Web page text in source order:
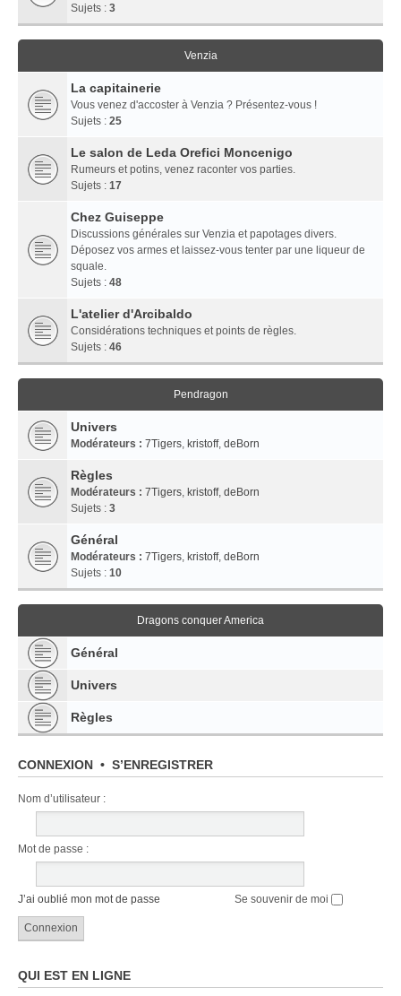
Sujets : 3
Venzia
La capitainerie
Vous venez d'accoster à Venzia ? Présentez-vous !
Sujets : 25
Le salon de Leda Orefici Moncenigo
Rumeurs et potins, venez raconter vos parties.
Sujets : 17
Chez Guiseppe
Discussions générales sur Venzia et papotages divers.
Déposez vos armes et laissez-vous tenter par une liqueur de
squale.
Sujets : 48
L'atelier d'Arcibaldo
Considérations techniques et points de règles.
Sujets : 46
Pendragon
Univers
Modérateurs : 7Tigers, kristoff, deBorn
Règles
Modérateurs : 7Tigers, kristoff, deBorn
Sujets : 3
Général
Modérateurs : 7Tigers, kristoff, deBorn
Sujets : 10
Dragons conquer America
Général
Univers
Règles
CONNEXION • S’ENREGISTRER
Nom d’utilisateur :
Mot de passe :
J’ai oublié mon mot de passe Se souvenir de moi
QUI EST EN LIGNE